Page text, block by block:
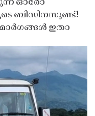
ബിസിനസുണ്ട്!
ഇതാ